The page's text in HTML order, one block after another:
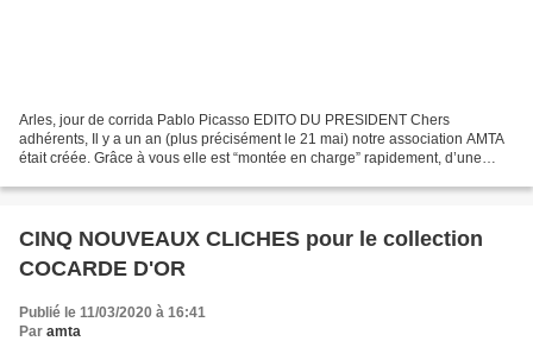
Arles, jour de corrida Pablo Picasso EDITO DU PRESIDENT Chers
adhérents, Il y a un an (plus précisément le 21 mai) notre association AMTA
était créée. Grâce à vous elle est “montée en charge” rapidement, d’une
CINQ NOUVEAUX CLICHES pour le collection
COCARDE D'OR
Publié le 11/03/2020 à 16:41
Par amta